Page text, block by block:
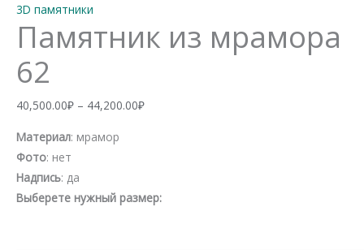
3D памятники
Памятник из мрамора
62
40,500.00₽ – 44,200.00₽Диапазон
Материал: мрамор
Фото: нет
Надпись: да
Выберете нужный размер: